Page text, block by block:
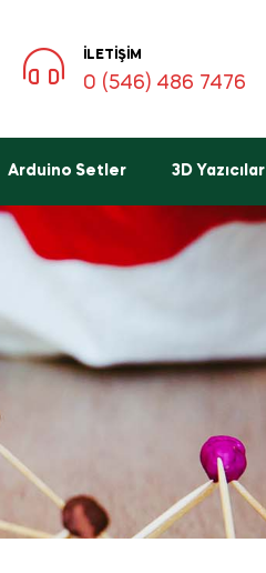
İLETIŞIM
0 (546) 486 7476
Arduino Setler 3D Yazıcılar